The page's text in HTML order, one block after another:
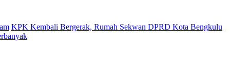
KPK Kembali Bergerak, Rumah Sekwan DPRD Kota Bengkulu